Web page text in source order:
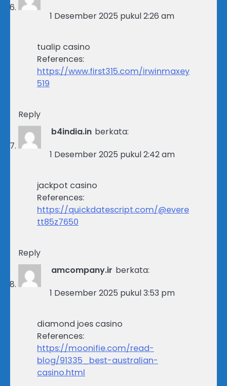
1 Desember 2025 pukul 2:26 am
tualip casino
References:
https://www.first315.com/irwinmaxey
519
Reply
b4india.in berkata:
1 Desember 2025 pukul 2:42 am
jackpot casino
References:
https://quickdatescript.com/@evere
tt85z7650
Reply
amcompany.ir berkata:
1 Desember 2025 pukul 3:53 pm
diamond joes casino
References:
https://moonifie.com/read-
blog/91335_best-australian-
casino.html